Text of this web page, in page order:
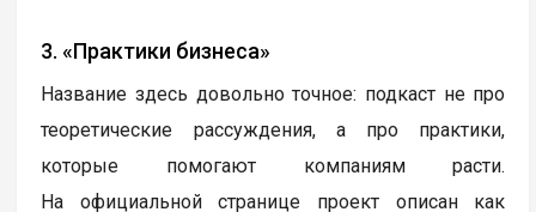
3. «Практики бизнеса»
Название здесь довольно точное: подкаст не про
теоретические рассуждения, а про практики,
которые помогают компаниям расти.
На официальной странице проект описан как